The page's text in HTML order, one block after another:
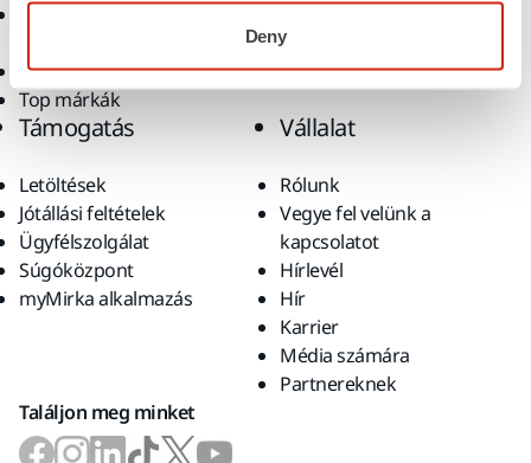
Deny
Kiegészítők és
Szuperkoptató anyagok
Top márkák
Támogatás
Letöltések
Jótállási feltételek
Ügyfélszolgálat
Súgóközpont
myMirka alkalmazás
Vállalat
Rólunk
Vegye fel velünk a
kapcsolatot
Hírlevél
Hír
Karrier
Média számára
Partnereknek
Találjon meg minket